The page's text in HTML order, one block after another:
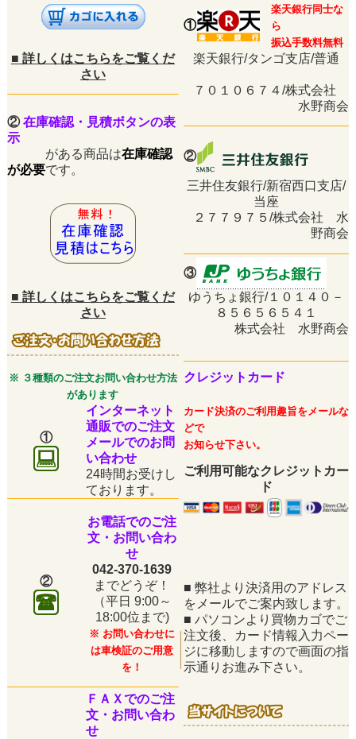
①
楽天銀行同士な
ら
振込手数料無料
■ 詳しくはこちらをご覧くだ
さい
楽天銀行/タンゴ支店/普通
７０１０６７４/株式会社
水野商会
②在庫確認・見積ボタンの表
示
がある商品は在庫確認
が必要です。
②
三井住友銀行/新宿西口支店/
当座
２７７９７５/株式会社 水
野商会
③
■ 詳しくはこちらをご覧くだ
さい
ゆうちょ銀行/１０１４０－
８５６５６５４１
株式会社 水野商会
※ ３種類のご注文お問い合わせ方法
があります
クレジットカード
①
インターネット
通販でのご注文
メールでのお問
い合わせ
24時間お受けし
ております。
カード決済のご利用趣旨をメールな
どで
お知らせ下さい。
ご利用可能なクレジットカー
ド
②
お電話でのご注
文・お問い合わ
せ
042-370-1639
までどうぞ！
（平日 9:00～
18:00位まで)
※ お問い合わせに
は車検証のご用意
を！
■ 弊社より決済用のアドレス
をメールでご案内致します。
■ パソコンより買物カゴでご
注文後、カード情報入力ペー
ジに移動しますので画面の指
示通りお進み下さい。
ＦＡＸでのご注
文・お問い合わ
せ